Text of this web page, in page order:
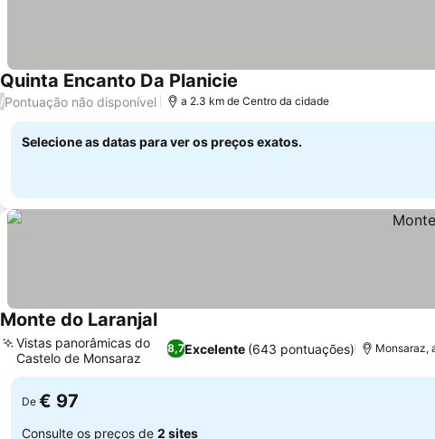
Quinta Encanto Da Planicie
/Pontuação não disponível a 2.3 km de Centro da cidade
Selecione as datas para ver os preços exatos.
Monte do Laranjal
8,7Excelente (643 pontuações)
Vistas panorâmicas do
Castelo de Monsaraz
Monsaraz,
De € 97
Consulte os preços de 2 sites